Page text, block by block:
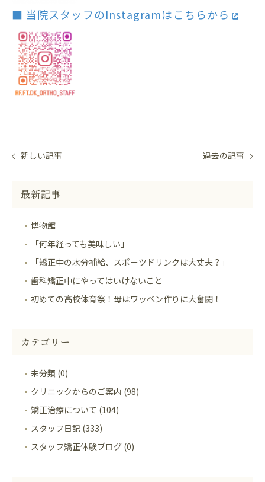
■ 当院スタッフのInstagramはこちらから
新しい記事 過去の記事
最新記事
博物館
「何年経っても美味しい」
「矯正中の水分補給、スポーツドリンクは大丈夫？」
歯科矯正中にやってはいけないこと
初めての高校体育祭！母はワッペン作りに大奮闘！
カテゴリー
未分類 (0)
クリニックからのご案内 (98)
矯正治療について (104)
スタッフ日記 (333)
スタッフ矯正体験ブログ (0)